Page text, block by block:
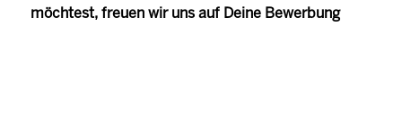
möchtest, freuen wir uns auf Deine Bewerbung